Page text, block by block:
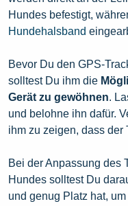
Hundes befestigt,
Hundehalsband
Bevor Du den GPS-
solltest Du ihm die
Gerät zu gewöhnen.
und belohne ihn dafür.
ihm zu zeigen, dass der
Bei der Anpassung des
Hundes solltest Du
und genug Platz hat,